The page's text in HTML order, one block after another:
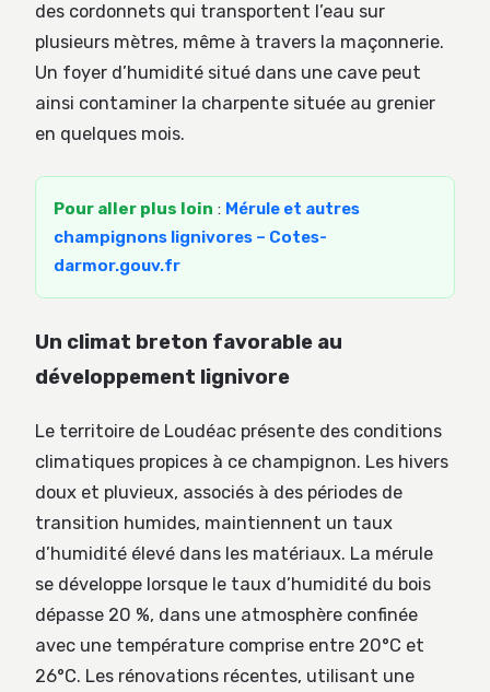
des cordonnets qui transportent l’eau sur
plusieurs mètres, même à travers la maçonnerie.
Un foyer d’humidité situé dans une cave peut
ainsi contaminer la charpente située au grenier
en quelques mois.
Pour aller plus loin : Mérule et autres
champignons lignivores – Cotes-
darmor.gouv.fr
Un climat breton favorable au
développement lignivore
Le territoire de Loudéac présente des conditions
climatiques propices à ce champignon. Les hivers
doux et pluvieux, associés à des périodes de
transition humides, maintiennent un taux
d’humidité élevé dans les matériaux. La mérule
se développe lorsque le taux d’humidité du bois
dépasse 20 %, dans une atmosphère confinée
avec une température comprise entre 20°C et
26°C. Les rénovations récentes, utilisant une